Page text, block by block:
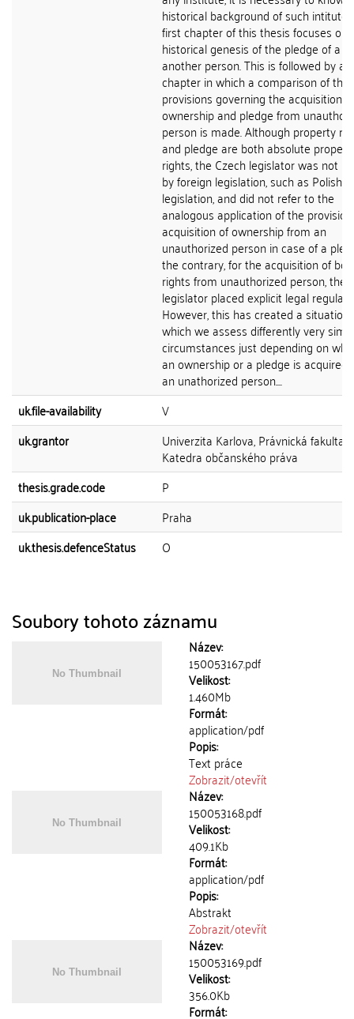
historical background of such
first chapter of this thesis focuses on
historical genesis of the pledge of a
another person. This is followed by a
chapter in which a comparison of the
provisions governing the acquisition of
ownership and pledge from
person is made. Although property
and pledge are both absolute
rights, the Czech legislator was not
by foreign legislation, such as Polish
legislation, and did not refer to the
analogous application of the
acquisition of ownership from an
unauthorized person in case of a
the contrary, for the acquisition of
rights from unauthorized person, the
legislator placed explicit legal
However, this has created a situation
which we assess differently very
circumstances just depending on
an ownership or a pledge is acquired
an unathorized person....
uk.file-availability
V
uk.grantor
Univerzita Karlova, Právnická fakulta,
Katedra občanského práva
thesis.grade.code
P
uk.publication-place
Praha
uk.thesis.defenceStatus
O
Soubory tohoto záznamu
Název:
150053167.pdf
Velikost:
1.460Mb
Formát:
application/pdf
Popis:
Text práce
Zobrazit/otevřít
Název:
150053168.pdf
Velikost:
409.1Kb
Formát:
application/pdf
Popis:
Abstrakt
Zobrazit/otevřít
Název:
150053169.pdf
Velikost:
356.0Kb
Formát: